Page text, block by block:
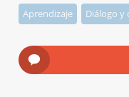
Aprendizaje Diálogo y